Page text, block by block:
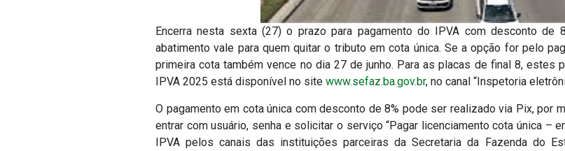
Encerra nesta sexta (27) o prazo para pagamento do IPVA com desconto
abatimento vale para quem quitar o tributo em cota única. Se a opção for pelo
primeira cota também vence no dia 27 de junho. Para as placas de final 8, estes
IPVA 2025 está disponível no site www.sefaz.ba.gov.br, no canal “Inspetoria
O pagamento em cota única com desconto de 8% pode ser realizado via Pix, por
entrar com usuário, senha e solicitar o serviço “Pagar licenciamento cota única –
IPVA pelos canais das instituições parceiras da Secretaria da Fazenda do